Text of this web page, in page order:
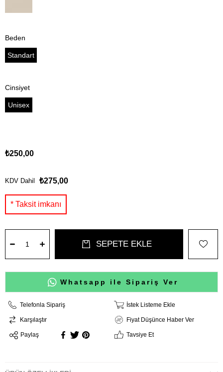
Beden
Standart
Cinsiyet
Unisex
₺250,00
KDV Dahil ₺275,00
Whatsapp ile Sipariş Ver
Telefonla Sipariş İstek Listeme Ekle
Karşılaştır Fiyat Düşünce Haber Ver
Paylaş Tavsiye Et